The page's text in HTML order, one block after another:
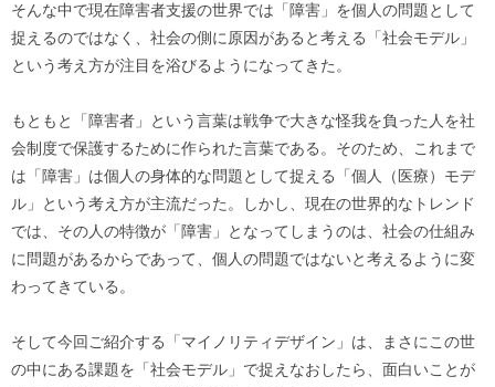
そんな中で現在障害者支援の世界では「障害」を個人の問題として
捉えるのではなく、社会の側に原因があると考える「社会モデル」
という考え方が注目を浴びるようになってきた。
もともと「障害者」という言葉は戦争で大きな怪我を負った人を社
会制度で保護するために作られた言葉である。そのため、これまで
は「障害」は個人の身体的な問題として捉える「個人（医療）モデ
ル」という考え方が主流だった。しかし、現在の世界的なトレンド
では、その人の特徴が「障害」となってしまうのは、社会の仕組み
に問題があるからであって、個人の問題ではないと考えるように変
わってきている。
そして今回ご紹介する「マイノリティデザイン」は、まさにこの世
の中にある課題を「社会モデル」で捉えなおしたら、面白いことが